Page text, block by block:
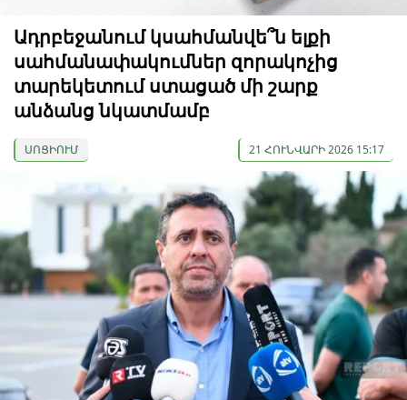
Ադրբեջանում կսահմանվե՞ն ելքի
սահմանափակումներ զորակոչից
տարեկետում ստացած մի շարք
անձանց նկատմամբ
ՍՈՑԻՈՒՄ 21 ՀՈՒՆՎԱՐԻ 2026 15:17